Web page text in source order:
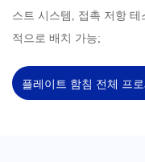
스트 시스템, 접촉 저항
적으로 배치 가능;
플레이트 함침 전체 프